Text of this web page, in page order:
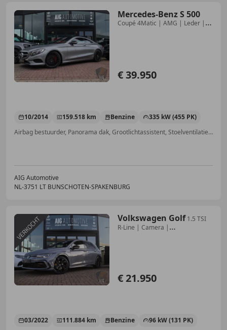
Mercedes-Benz S 500
Coupé 4Matic | AMG | Leder |
€ 39.950
10/2014 159.518 km Benzine
335 kW (455 PK)
Airbag bestuurder, Panorama dak, Grootlichtassistent, Stoelventilatie, Alarm, Parkeerhulp achter, Keyless Entry, Stoelverwarming
AIG Automotive
NL-3751 LT BUNSCHOTEN-SPAKENBURG
Volkswagen Golf 1.5 TSI
R-Line | Camera |
€ 21.950
03/2022 111.884 km Benzine
96 kW (131 PK)